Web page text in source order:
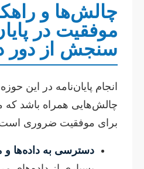
چالش‌ها و
موفقیت در
سنجش از دور
انجام پایان‌نامه در این
چالش‌هایی همراه باشد که
برای موفقیت ضروری
دسترسی به داده‌ها و